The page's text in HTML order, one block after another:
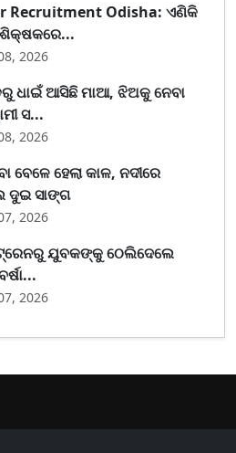
Recruitment Odisha: ଏଣିକି
2026
ଧାଇଁ ଆସିଛି ମାଆ, ଝିଅକୁ ନେବା
ସ...
2026
ବେଳେ ହେଲା କାଳ, ନଦୀରେ
ଦୁଇ ସାଙ୍ଗ
2026
ଯୁବକଙ୍କୁ ଠେଲିଦେଲେ
2026